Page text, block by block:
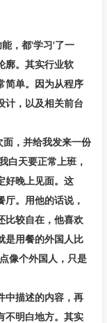
，都'学习'了一
廓。其实行业软
简单。因为从程序
计，以及相关前台
，并给我发来一份
白天要正常上班，
好晚上见面。这
。用他的话说，
比较自在，他喜欢
是用餐的外国人比
像个外国人，只是
中描述的内容，再
不明白地方。其实